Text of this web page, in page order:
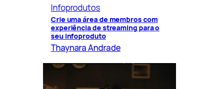
Infoprodutos
Crie uma área de membros com
experiência de streaming para o
seu infoproduto
Thaynara Andrade